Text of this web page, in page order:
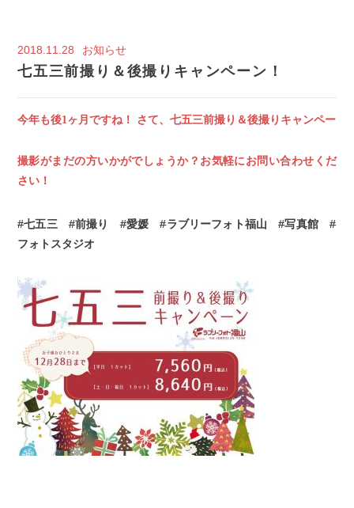
2018.11.28 お知らせ
七五三前撮り＆後撮りキャンペーン！
今年も後1ヶ月ですね！ さて、七五三前撮り＆後撮りキャンペー
撮影がまだの方いかがでしょうか？お気軽にお問い合わせくだ
さい！
#七五三 #前撮り #愛媛 #ラブリーフォト福山 #写真館
#
フォトスタジオ